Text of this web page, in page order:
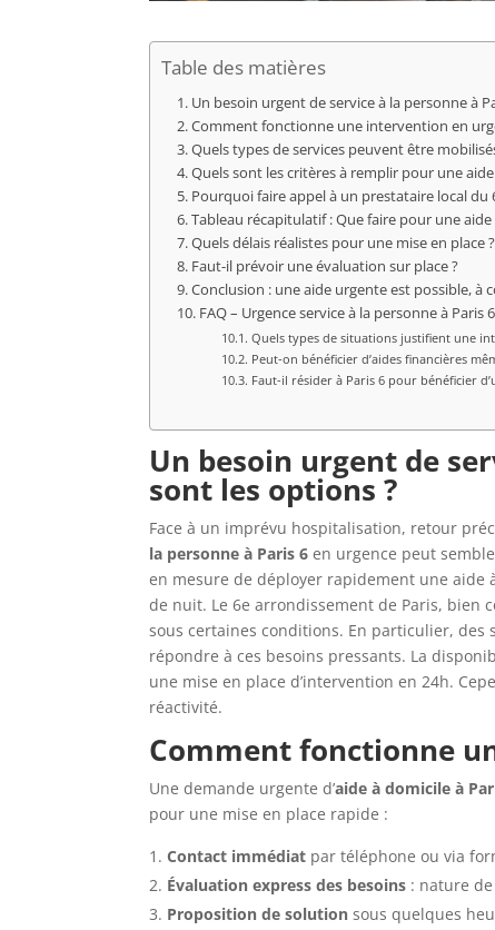
Table des matières
Un besoin urgent de service à la personne à
Comment fonctionne une intervention en
Quels types de services peuvent être
Quels sont les critères à remplir pour une
Pourquoi faire appel à un prestataire local du
Tableau récapitulatif : Que faire pour une
Quels délais réalistes pour une mise en place ?
Faut-il prévoir une évaluation sur place ?
Conclusion : une aide urgente est possible, à
FAQ – Urgence service à la personne à Paris 6
Quels types de situations justifient une
Peut-on bénéficier d’aides financières
Faut-il résider à Paris 6 pour bénéficier
Un besoin urgent de
sont les options ?
Face à un imprévu hospitalisation, retour
la personne à Paris 6 en urgence peut
en mesure de déployer rapidement une aide
de nuit. Le 6e arrondissement de Paris,
sous certaines conditions. En particulier,
répondre à ces besoins pressants. La
une mise en place d’intervention en 24h.
réactivité.
Comment fonctionne
Une demande urgente d’aide à domicile à
pour une mise en place rapide :
Contact immédiat par téléphone ou via
Évaluation express des besoins : nature
Proposition de solution sous quelques